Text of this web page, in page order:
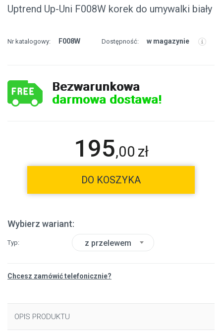
Uptrend Up-Uni F008W korek do umywalki biały
Nr katalogowy: F008W Dostępność: w magazynie
Bezwarunkowa
darmowa dostawa!
195,00 zł
DO KOSZYKA
Wybierz wariant:
Typ z przelewem
Chcesz zamówić telefonicznie?
OPIS PRODUKTU